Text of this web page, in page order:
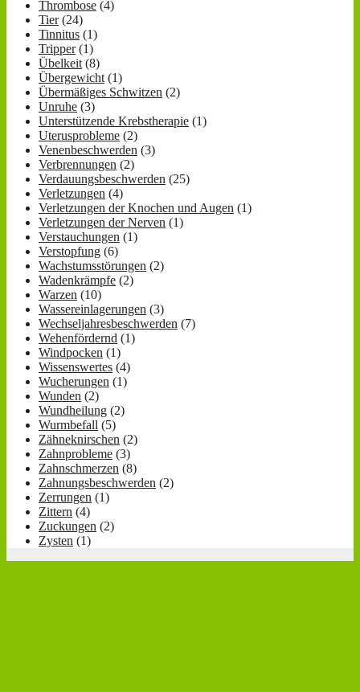
Thrombose (4)
Tier(24)
Tinnitus (1)
Tripper(1)
Übelkeit (8)
Übergewicht (1)
Übermäßiges Schwitzen (2)
Unruhe (3)
Unterstützende Krebstherapie (1)
Uterusprobleme (2)
Venenbeschwerden (3)
Verbrennungen (2)
Verdauungsbeschwerden (25)
Verletzungen (4)
Verletzungen der Knochen und Augen (1)
Verletzungen der Nerven (1)
Verstauchungen (1)
Verstopfung (6)
Wachstumsstörungen (2)
Wadenkrämpfe (2)
Warzen (10)
Wassereinlagerungen (3)
Wechseljahresbeschwerden (7)
Wehenfördernd (1)
Windpocken (1)
Wissenswertes (4)
Wucherungen (1)
Wunden (2)
Wundheilung (2)
Wurmbefall (5)
Zähneknirschen (2)
Zahnprobleme (3)
Zahnschmerzen (8)
Zahnungsbeschwerden (2)
Zerrungen (1)
Zittern (4)
Zuckungen (2)
Zysten (1)